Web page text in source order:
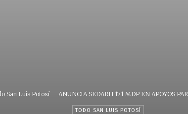
San Luis Potosí ANUNCIA SEDARH 171 MDP EN APOYOS
TODO SAN LUIS POTOSÍ